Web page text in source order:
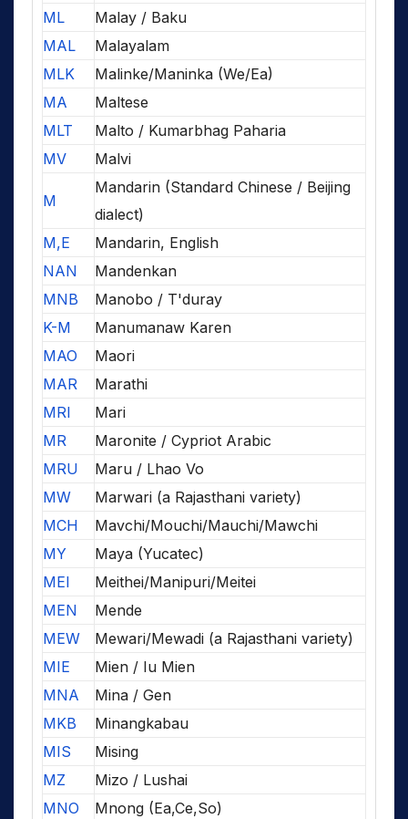
ML
Malay / Baku
MAL
Malayalam
MLK
Malinke/Maninka (We/Ea)
MA
Maltese
MLT
Malto / Kumarbhag Paharia
MV
Malvi
M
Mandarin (Standard Chinese / Beijing
dialect)
M,E
Mandarin, English
NAN
Mandenkan
MNB
Manobo / T'duray
K-M
Manumanaw Karen
MAO
Maori
MAR
Marathi
MRI
Mari
MR
Maronite / Cypriot Arabic
MRU
Maru / Lhao Vo
MW
Marwari (a Rajasthani variety)
MCH
Mavchi/Mouchi/Mauchi/Mawchi
MY
Maya (Yucatec)
MEI
Meithei/Manipuri/Meitei
MEN
Mende
MEW
Mewari/Mewadi (a Rajasthani variety)
MIE
Mien / Iu Mien
MNA
Mina / Gen
MKB
Minangkabau
MIS
Mising
MZ
Mizo / Lushai
MNO
Mnong (Ea,Ce,So)